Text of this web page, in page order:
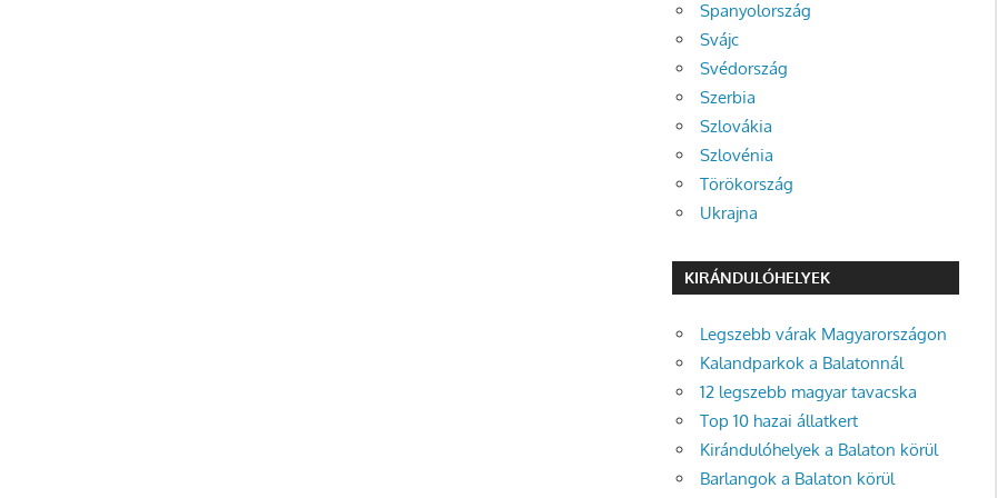
Spanyolország
Svájc
Svédország
Szerbia
Szlovákia
Szlovénia
Törökország
Ukrajna
KIRÁNDULÓHELYEK
Legszebb várak Magyarországon
Kalandparkok a Balatonnál
12 legszebb magyar tavacska
Top 10 hazai állatkert
Kirándulóhelyek a Balaton körül
Barlangok a Balaton körül